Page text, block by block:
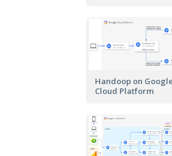
Handoop on Google
Cloud Platform